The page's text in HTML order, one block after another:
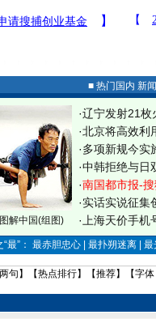
■ 热门国内 新
图解中国(组图)
·辽宁发射21枚
·北京将高效利
·多项新规今实
·中韩拒绝与日
·南国都市报-
·实话实说征集
· 上海天价手
“最”： 最赤胆忠心 | 最扑朔迷离 |
句 】【热点排行】【推荐】【字体